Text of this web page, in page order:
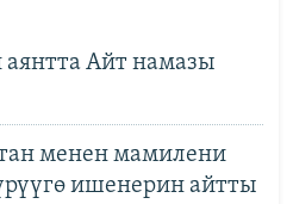
Айт намазы
менен мамилени
ишенерин айтты